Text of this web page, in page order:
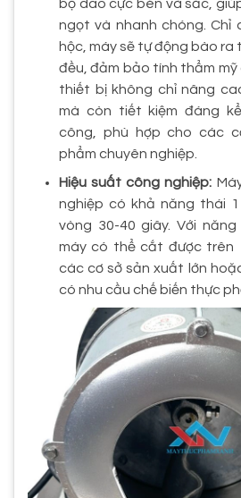
bộ dao cực bén và sắc,
ngọt và nhanh chóng. Chỉ
hộc, máy sẽ tự động bào ra
đều, đảm bảo tính thẩm mỹ
thiết bị không chỉ nâng
mà còn tiết kiệm đáng
công, phù hợp cho các
phẩm chuyên nghiệp.
Hiệu suất công nghiệp:
nghiệp có khả năng thái
vòng 30-40 giây. Với
máy có thể cắt được trên
các cơ sở sản xuất lớn
có nhu cầu chế biến thực